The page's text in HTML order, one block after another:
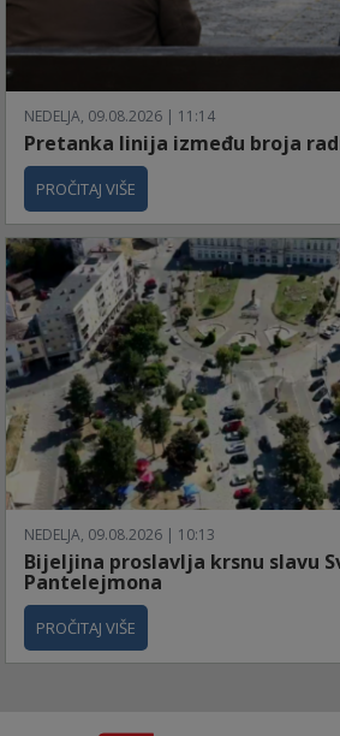
NEDELJA, 09.08.2026 | 11:14
Pretanka linija između broja
PROČITAJ VIŠE
NEDELJA, 09.08.2026 | 10:13
Bijeljina proslavlja krsnu slavu
Pantelejmona
PROČITAJ VIŠE